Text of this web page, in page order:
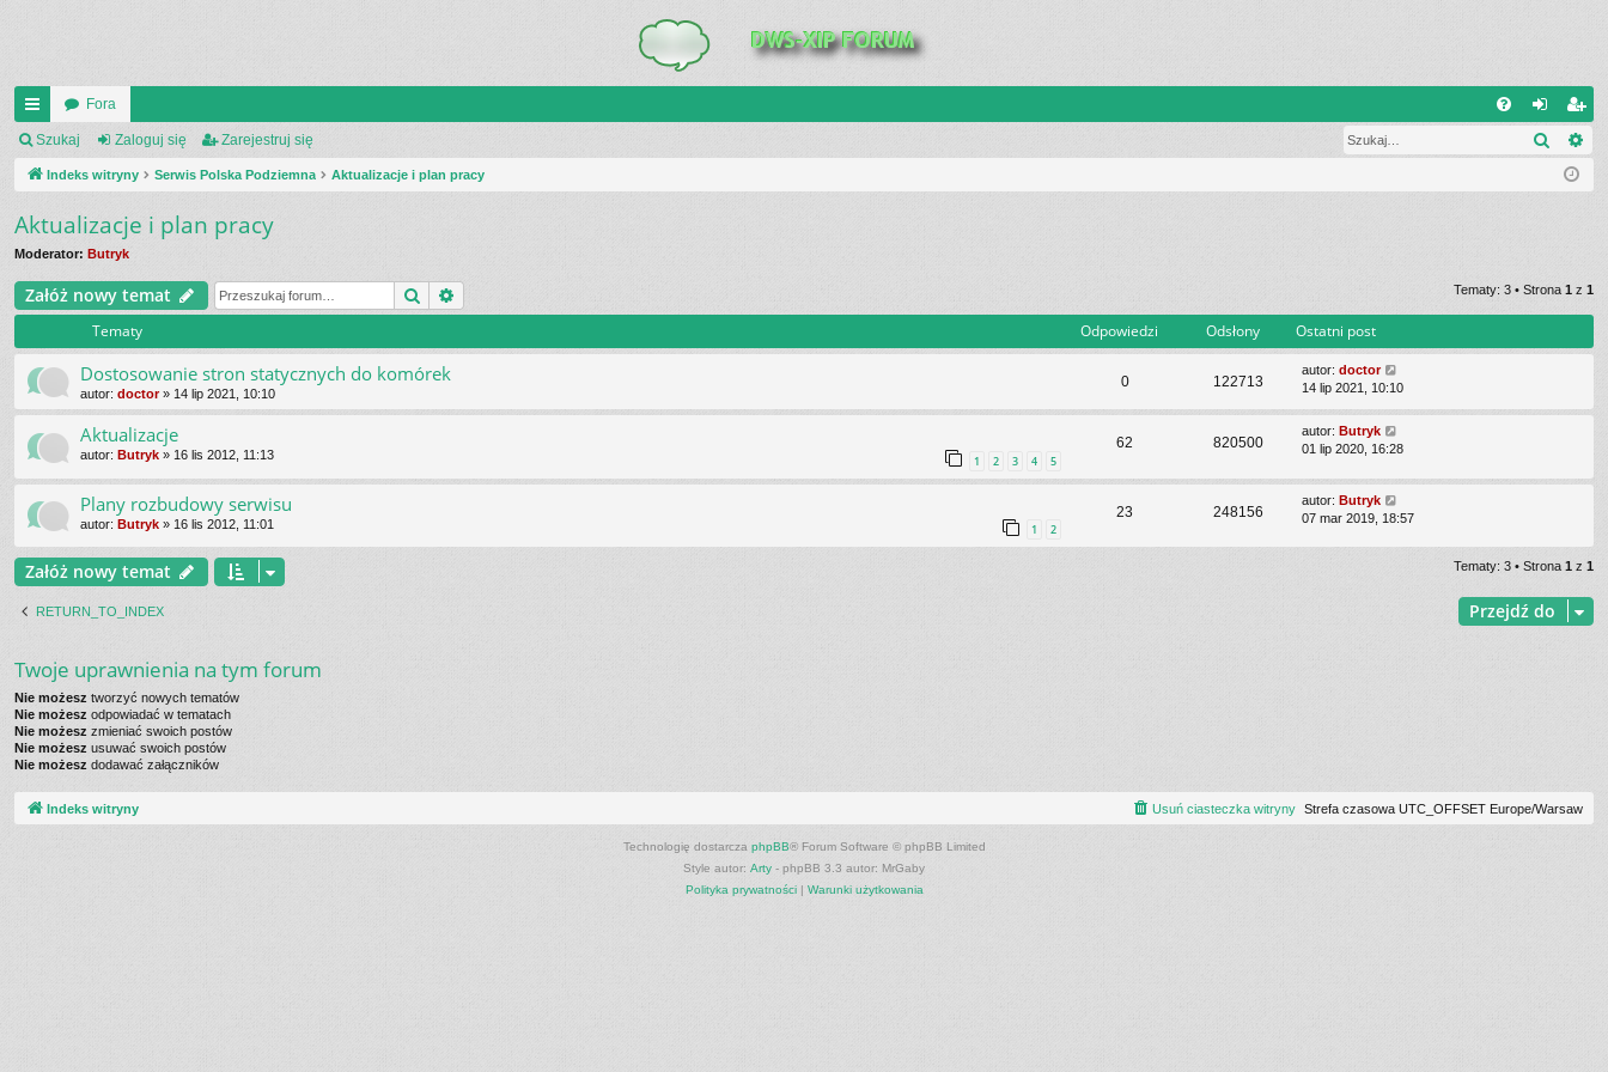
UI
C
K
_L
IN
K
S
Fora
al
ę
ar
ej
j
si
ę
Szukaj Zaloguj się Zarejestruj się Szukaj
Indeks witryny Serwis Polska Podziemna Aktualizacje i plan pracy
Aktualizacje i plan pracy
Moderator: Butryk
Załóż nowy temat Szukaj Tematy: 3 • Strona 1 z 1
Tematy Odpowiedzi Odsłony Ostatni post
Dostosowanie stron statycznych do komórek
autor: doctor» 14 lip 2021, 10:10
0 122713
autor: doctor
14 lip 2021, 10:10
Aktualizacje
autor: Butryk » 16 lis 2012, 11:13 1 2 3 4 5
62 820500
autor: Butryk
01 lip 2020, 16:28
Plany rozbudowy serwisu
autor: Butryk » 16 lis 2012, 11:01 1 2
23 248156
autor: Butryk
07 mar 2019, 18:57
Załóż nowy temat Tematy: 3 • Strona 1 z 1
RETURN_TO_INDEX Przejdź do
Twoje uprawnienia na tym forum
Nie możesz tworzyć nowych tematów
Nie możesz odpowiadać w tematach
Nie możesz zmieniać swoich postów
Nie możesz usuwać swoich postów
Nie możesz dodawać załączników
Indeks witryny Strefa czasowa UTC_OFFSET Europe/Warsaw
Usuń ciasteczka witryny
Technologię dostarcza phpBB® Forum Software © phpBB Limited
Style autor: Arty - phpBB 3.3 autor: MrGaby
Polityka prywatności| Warunki użytkowania